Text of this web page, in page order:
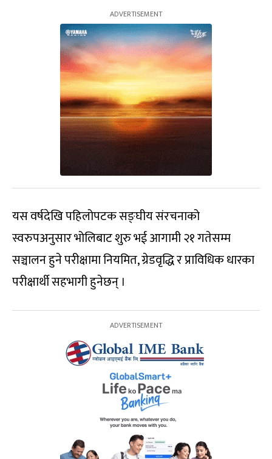
यस वर्षदेखि पहिलोपटक सङ्घीय संरचनाको
स्वरुपअनुसार भोलिबाट शुरु भई आगामी २१ गतेसम्म
सञ्चालन हुने परीक्षामा नियमित, ग्रेडवृद्धि र प्राविधिक धारका
परीक्षार्थी सहभागी हुनेछन् ।